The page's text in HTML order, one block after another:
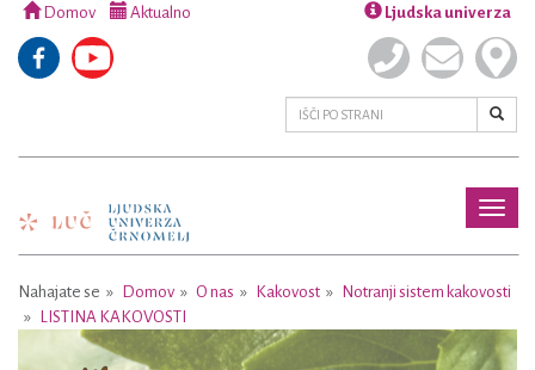
Domov Aktualno Ljudska univerza
Nahajate se Domov O nas Kakovost
Notranji sistem kakovosti
LISTINA KAKOVOSTI
Previous Next